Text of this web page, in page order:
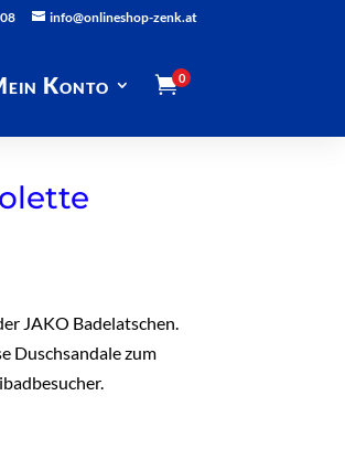
info@onlineshop-zenk.at
Konto 0
JAKO Badelatschen.
Duschsandale zum